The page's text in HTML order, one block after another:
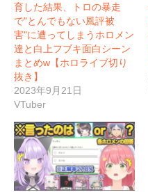
育した結果、トロの暴走
で"とんでもない風評被
害"に遭ってしまうホロメン
達と白上フブキ面白シーン
まとめw【ホロライブ切り
抜き】
2023年9月21日
VTuber